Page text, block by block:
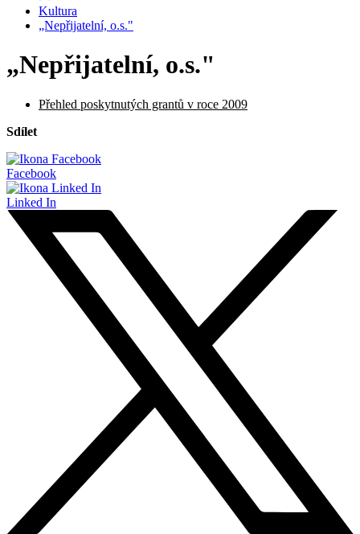
Kultura
„Nepřijatelní, o.s."
„Nepřijatelní, o.s."
Přehled poskytnutých grantů v roce 2009
Sdílet
Facebook
Linked In